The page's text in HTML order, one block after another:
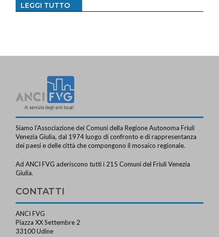
LEGGI TUTTO
Siamo l’Associazione dei Comuni della Regione Autonoma Friuli
Venezia Giulia, dal 1974 luogo di confronto e di rappresentanza
dei paesi e delle città che compongono il mosaico regionale.
Ad ANCI FVG aderiscono tutti i 215 Comuni del Friuli Venezia
Giulia.
CONTATTI
ANCI FVG
Piazza XX Settembre 2
33100 Udine